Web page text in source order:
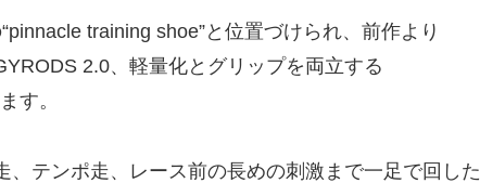
training shoe”と位置づけられ、前作より
2.0、軽量化とグリップを両立する
す。
テンポ走、レース前の長めの刺激まで一足で回した